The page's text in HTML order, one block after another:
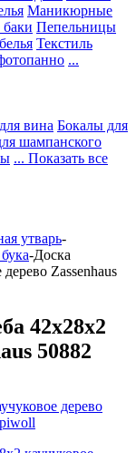
Маникюрные
Пепельницы
Текстиль
...
вина Бокалы для
шампанского
... Показать все
утварь-
-Доска
Zassenhaus
42х28х2
50882